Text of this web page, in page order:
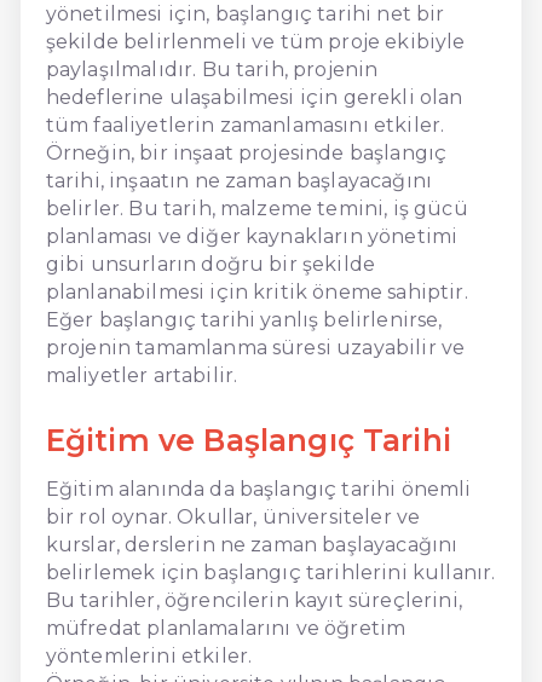
yönetilmesi için, başlangıç tarihi net bir
şekilde belirlenmeli ve tüm proje ekibiyle
paylaşılmalıdır. Bu tarih, projenin
hedeflerine ulaşabilmesi için gerekli olan
tüm faaliyetlerin zamanlamasını etkiler.
Örneğin, bir inşaat projesinde başlangıç
tarihi, inşaatın ne zaman başlayacağını
belirler. Bu tarih, malzeme temini, iş gücü
planlaması ve diğer kaynakların yönetimi
gibi unsurların doğru bir şekilde
planlanabilmesi için kritik öneme sahiptir.
Eğer başlangıç tarihi yanlış belirlenirse,
projenin tamamlanma süresi uzayabilir ve
maliyetler artabilir.
Eğitim ve Başlangıç Tarihi
Eğitim alanında da başlangıç tarihi önemli
bir rol oynar. Okullar, üniversiteler ve
kurslar, derslerin ne zaman başlayacağını
belirlemek için başlangıç tarihlerini kullanır.
Bu tarihler, öğrencilerin kayıt süreçlerini,
müfredat planlamalarını ve öğretim
yöntemlerini etkiler.